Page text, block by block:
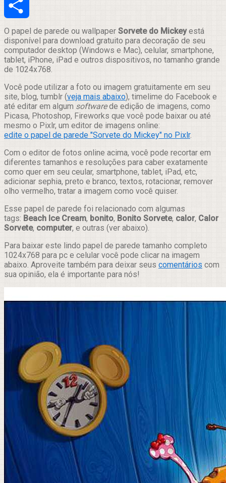
Email
Compartilhar
O papel de parede ou wallpaper Sorvete do Mickeyestá
disponível para download gratuito para decoração de seu
computador desktop (Windows e Mac), celular, smartphone,
tablet, iPhone, iPad e outros dispositivos, no tamanho grande
de 1024x768.
Você pode utilizar a foto ou imagem gratuitamente em seu
site, blog, tumblr (veja mais abaixo), timelime do Facebook e
até editar em algum softwarede edição de imagens, como
Picasa, Photoshop, Fireworks que você pode baixar ou até
mesmo o Pixlr, um editor de imagens online:
edite o papel de parede "Sorvete do Mickey" no Pixlr.
Com o editor de fotos online acima, você pode recortar em
diferentes tamanhos e resoluções para caber exatamente
como quer em seu ceular, smartphone, tablet, iPad, etc,
adicionar sephia, preto e branco, textos, rotacionar, remover
olho vermelho, tratar a imagem como você quiser.
Esse papel de parede foi relacionado com algumas
tags: Beach Ice Cream, bonito, Bonito Sorvete, calor, Calor
Sorvete, computer, e outras (ver abaixo).
Para baixar este lindo papel de parede tamanho completo
1024x768 para pc e celular você pode clicar na imagem
abaixo. Aproveite também para deixar seus comentários com
sua opinião, ela é importante para nós!